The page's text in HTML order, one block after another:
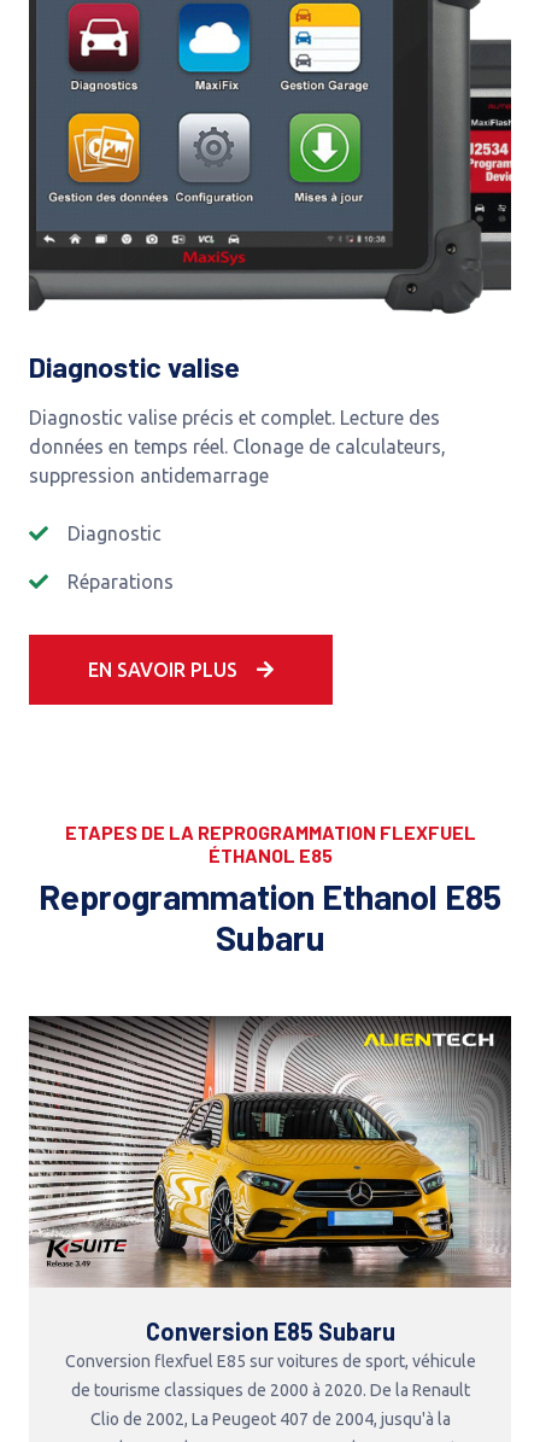
Diagnostic valise
Diagnostic valise précis et complet. Lecture des
données en temps réel. Clonage de calculateurs,
suppression antidemarrage
Diagnostic
Réparations
EN SAVOIR PLUS
ETAPES DE LA REPROGRAMMATION FLEXFUEL
ÉTHANOL E85
Reprogrammation Ethanol E85
Subaru
Conversion E85 Subaru
Conversion flexfuel E85 sur voitures de sport, véhicule
de tourisme classiques de 2000 à 2020. De la Renault
Clio de 2002, La Peugeot 407 de 2004, jusqu'à la